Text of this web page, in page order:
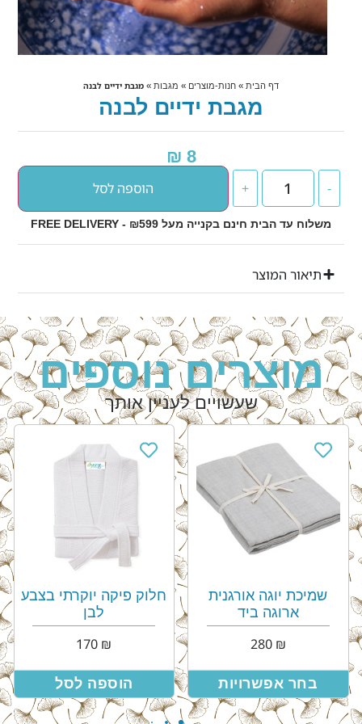
דף הבית » חנות-מוצרים » מגבות » מגבת ידיים לבנה
מגבת ידיים לבנה
₪ 8
-
+ הוספה לסל
משלוח עד הבית חינם בקנייה מעל ₪599 - FREE DELIVERY
תיאור המוצר
מוצרים נוספים
שעשויים לעניין אותך
אורגנית
ביד
280
חלוק פיקה יוקרתי בצבע
לבן
₪
170
הוספה לסל
מגבת גוף
₪